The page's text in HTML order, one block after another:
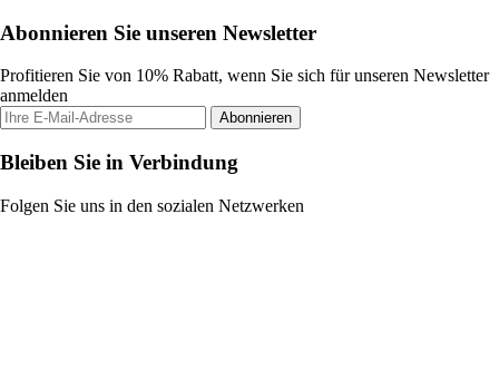
Abonnieren Sie unseren Newsletter
Profitieren Sie von 10% Rabatt, wenn Sie sich für unseren Newsletter
anmelden
Abonnieren
Bleiben Sie in Verbindung
Folgen Sie uns in den sozialen Netzwerken